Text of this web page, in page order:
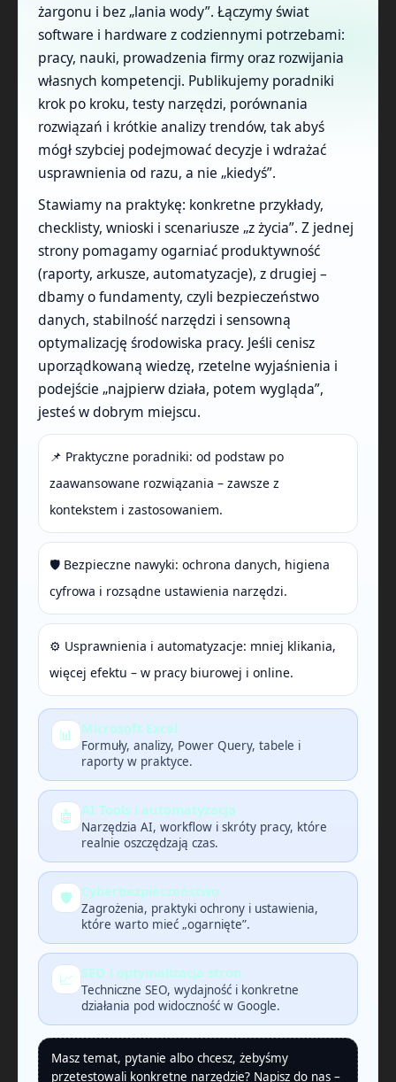
żargonu i bez „lania wody”. Łączymy świat
software i hardware z codziennymi potrzebami:
pracy, nauki, prowadzenia firmy oraz rozwijania
własnych kompetencji. Publikujemy poradniki
krok po kroku, testy narzędzi, porównania
rozwiązań i krótkie analizy trendów, tak abyś
mógł szybciej podejmować decyzje i wdrażać
usprawnienia od razu, a nie „kiedyś”.
Stawiamy na praktykę: konkretne przykłady,
checklisty, wnioski i scenariusze „z życia”. Z jednej
strony pomagamy ogarniać produktywność
(raporty, arkusze, automatyzacje), z drugiej –
dbamy o fundamenty, czyli bezpieczeństwo
danych, stabilność narzędzi i sensowną
optymalizację środowiska pracy. Jeśli cenisz
uporządkowaną wiedzę, rzetelne wyjaśnienia i
podejście „najpierw działa, potem wygląda”,
jesteś w dobrym miejscu.
📌 Praktyczne poradniki: od podstaw po
zaawansowane rozwiązania – zawsze z
kontekstem i zastosowaniem.
🛡️ Bezpieczne nawyki: ochrona danych, higiena
cyfrowa i rozsądne ustawienia narzędzi.
⚙️ Usprawnienia i automatyzacje: mniej klikania,
więcej efektu – w pracy biurowej i online.
📊 Microsoft Excel
Formuły, analizy, Power Query, tabele i
raporty w praktyce.
🤖 AI Tools i automatyzacja
Narzędzia AI, workflow i skróty pracy, które
realnie oszczędzają czas.
🛡️ Cyberbezpieczeństwo
Zagrożenia, praktyki ochrony i ustawienia,
które warto mieć „ogarnięte”.
📈 SEO i optymalizacja stron
Techniczne SEO, wydajność i konkretne
działania pod widoczność w Google.
Masz temat, pytanie albo chcesz, żebyśmy
przetestowali konkretne narzędzie? Napisz do nas –